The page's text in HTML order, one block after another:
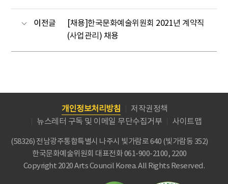
이전글
[채용]한국문화예술위원회 2021년 계약직
(사업관리) 채용
개인정보처리방침
저작권정책
뉴스레터 구독 및 이메일 무단수집거부
사이트맵
(58326) 전남광주통합특별시 나주시 빛가람로 640 (빛가람동 352)
한국문화예술위원회 대표전화 061-900-2100, 2200
Copyright 2020 Arts Council Korea. All Rights Reserved.